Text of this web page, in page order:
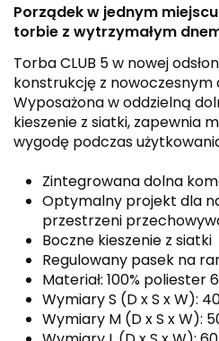
Porządek w jednym
torbie z wytrzymałym
Torba CLUB 5 w nowej
konstrukcję z nowoczesnym
Wyposażona w oddzielną
kieszenie z siatki, zapewnia
wygodę podczas
Zintegrowana dolna
Optymalny projekt dla
przestrzeni
Boczne kieszenie z siatki
Regulowany pasek na
Materiał: 100% poliester
Wymiary S (D x S x W):
Wymiary M (D x S x W):